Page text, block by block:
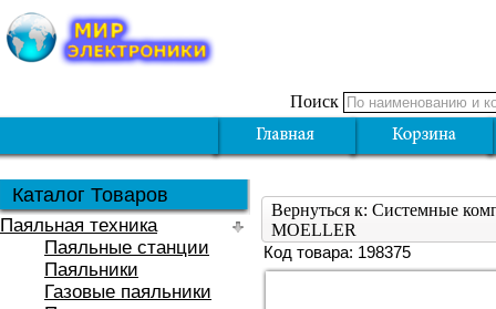
Поиск
Каталог Товаров
Паяльная техника
Паяльные станции
Паяльники
Газовые паяльники
Вернуться к: Системные
MOELLER
Код товара: 198375